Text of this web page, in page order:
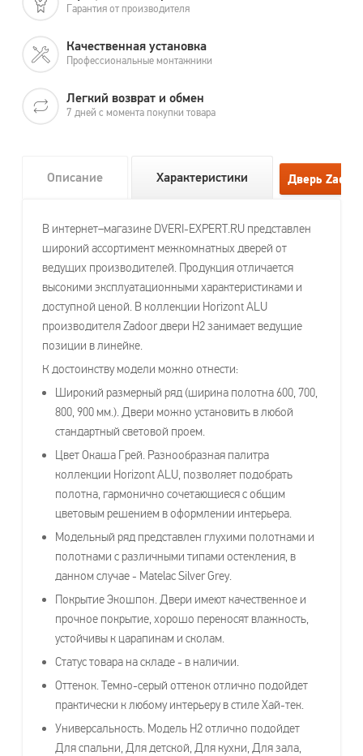
Гарантия от производителя
Качественная установка
Профессиональные монтажники
Легкий возврат и обмен
7 дней с момента покупки товара
Описание Характеристики
В интернет–магазине DVERI-EXPERT.RU представлен
широкий ассортимент межкомнатных дверей от
ведущих производителей. Продукция отличается
высокими эксплуатационными характеристиками и
доступной ценой. В коллекции Horizont ALU
производителя Zadoor двери H2 занимает ведущие
позиции в линейке.
К достоинству модели можно отнести:
Широкий размерный ряд (ширина полотна 600, 700,
800, 900 мм.). Двери можно установить в любой
стандартный световой проем.
Цвет Окаша Грей. Разнообразная палитра
коллекции Horizont ALU, позволяет подобрать
полотна, гармонично сочетающиеся с общим
цветовым решением в оформлении интерьера.
Модельный ряд представлен глухими полотнами и
полотнами с различными типами остекления, в
данном случае - Matelac Silver Grey.
Покрытие Экошпон. Двери имеют качественное и
прочное покрытие, хорошо переносят влажность,
устойчивы к царапинам и сколам.
Статус товара на складе - в наличии.
Оттенок. Темно-серый оттенок отлично подойдет
практически к любому интерьеру в стиле Хай-тек.
Универсальность. Модель H2 отлично подойдет
Для спальни, Для детской, Для кухни, Для зала,